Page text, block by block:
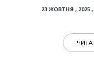
23 ЖОВТНЯ , 2025,